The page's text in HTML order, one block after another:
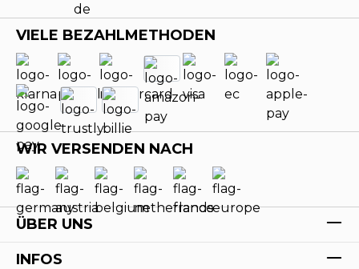
VIELE BEZAHLMETHODEN
WIR VERSENDEN NACH
ÜBER UNS
INFOS